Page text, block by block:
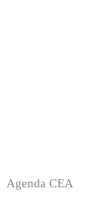
Agenda CEA